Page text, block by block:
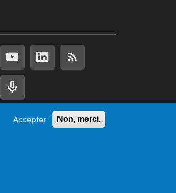
Accepter Non, merci.